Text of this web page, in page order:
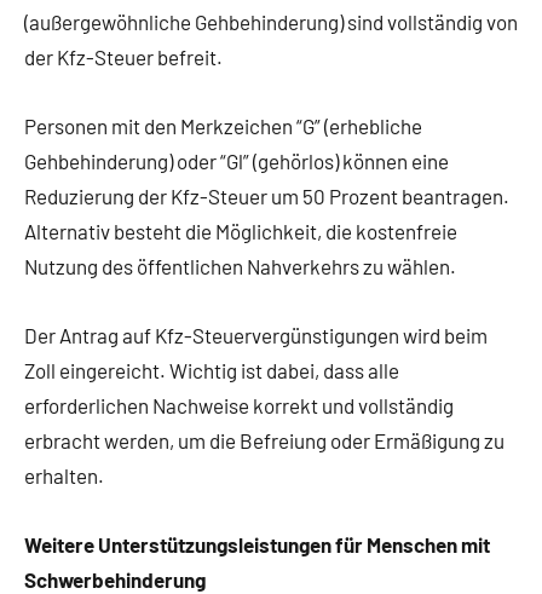
(außergewöhnliche Gehbehinderung) sind vollständig von
der Kfz-Steuer befreit.
Personen mit den Merkzeichen “G” (erhebliche
Gehbehinderung) oder “Gl” (gehörlos) können eine
Reduzierung der Kfz-Steuer um 50 Prozent beantragen.
Alternativ besteht die Möglichkeit, die kostenfreie
Nutzung des öffentlichen Nahverkehrs zu wählen.
Der Antrag auf Kfz-Steuervergünstigungen wird beim
Zoll eingereicht. Wichtig ist dabei, dass alle
erforderlichen Nachweise korrekt und vollständig
erbracht werden, um die Befreiung oder Ermäßigung zu
erhalten.
Weitere Unterstützungsleistungen für Menschen mit
Schwerbehinderung